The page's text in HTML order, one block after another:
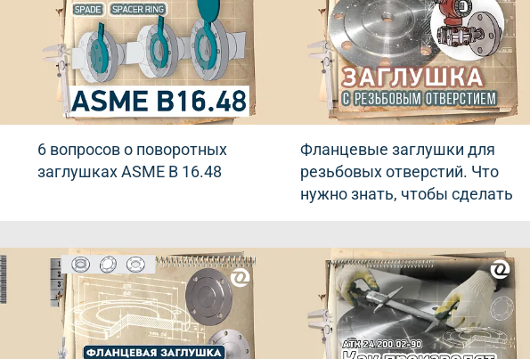
6 вопросов о поворотных
заглушках ASME B 16.48
Фланцевые заглушки для
резьбовых отверстий. Что
нужно знать, чтобы сделать